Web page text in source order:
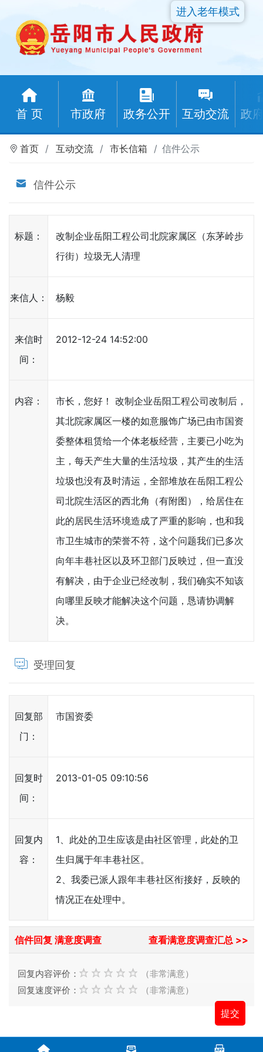
首 页 市政府 政务公开 互动交流 政
进入老年模式
首页 互动交流 市长信箱 信件公示
信件公示
标题：
改制企业岳阳工程公司北院家属区（东茅岭步
行街）垃圾无人清理
来信人： 杨毅
来信时
间：
2012-12-24 14:52:00
内容：
市长，您好！ 改制企业岳阳工程公司改制后，
其北院家属区一楼的如意服饰广场已由市国资
委整体租赁给一个体老板经营，主要已小吃为
主，每天产生大量的生活垃圾，其产生的生活
垃圾也没有及时清运，全部堆放在岳阳工程公
司北院生活区的西北角（有附图），给居住在
此的居民生活环境造成了严重的影响，也和我
市卫生城市的荣誉不符，这个问题我们已多次
向年丰巷社区以及环卫部门反映过，但一直没
有解决，由于企业已经改制，我们确实不知该
向哪里反映才能解决这个问题，恳请协调解
决。
受理回复
回复部
门：
市国资委
回复时
间：
2013-01-05 09:10:56
回复内
容：
1、此处的卫生应该是由社区管理，此处的卫
生归属于年丰巷社区。
2、我委已派人跟年丰巷社区衔接好，反映的
情况正在处理中。
信件回复 满意度调查 查看满意度调查汇总 >>
回复内容评价：
（非常满意）
回复速度评价：
（非常满意）